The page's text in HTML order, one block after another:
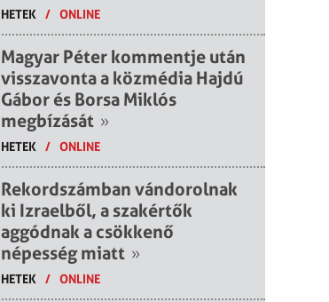
HETEK / ONLINE
Magyar Péter kommentje után
visszavonta a közmédia Hajdú
Gábor és Borsa Miklós
megbízását »
HETEK / ONLINE
Rekordszámban vándorolnak
ki Izraelből, a szakértők
aggódnak a csökkenő
népesség miatt »
HETEK / ONLINE